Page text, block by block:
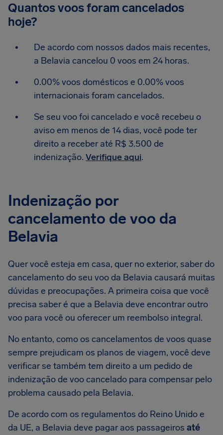
Quantos voos foram cancelados
hoje?
De acordo com nossos dados mais recentes,
a Belavia cancelou 0 voos em 24 horas.
0.00% voos domésticos e 0.00% voos
internacionais foram cancelados.
Se seu voo foi cancelado e você recebeu o
aviso em menos de 14 dias, você pode ter
direito a receber até R$ 3.500 de
indenização. Verifique aqui.
Indenização por
cancelamento de voo da
Belavia
Quer você esteja em casa, quer no exterior, saber do
cancelamento do seu voo da Belavia causará muitas
dúvidas e preocupações. A primeira coisa que você
precisa saber é que a Belavia deve encontrar outro
voo para você ou oferecer um reembolso integral.
No entanto, como os cancelamentos de voos quase
sempre prejudicam os planos de viagem, você deve
verificar se também tem direito a um pedido de
indenização de voo cancelado para compensar pelo
problema causado pela Belavia.
De acordo com os regulamentos do Reino Unido e
da UE, a Belavia deve pagar aos passageiros até